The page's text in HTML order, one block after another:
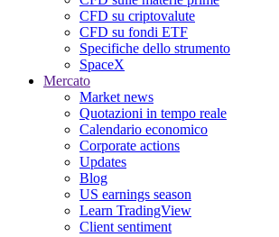
CFD su criptovalute
CFD su fondi ETF
Specifiche dello strumento
SpaceX
Mercato
Market news
Quotazioni in tempo reale
Calendario economico
Corporate actions
Updates
Blog
US earnings season
Learn TradingView
Client sentiment